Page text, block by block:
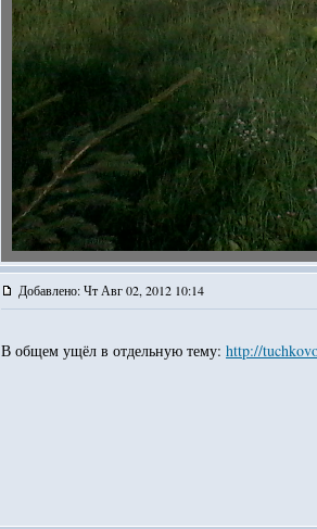
Добавлено: Чт Авг 02, 2012 10:14
В общем ущёл в отдельную тему: http://